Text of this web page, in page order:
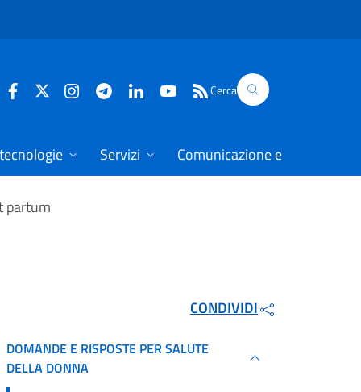
Cerca
Servizi Comunicazione e dati
partum
CONDIVIDI
DOMANDE E RISPOSTE PER SALUTE
DELLA DONNA